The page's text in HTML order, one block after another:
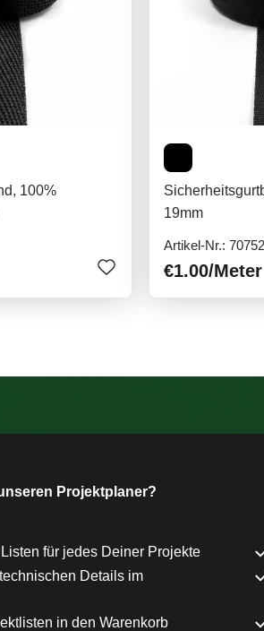
100%
19mm
Artikel-Nr.: 70752
€1.00/Meter
Projektplaner?
für jedes Deiner Projekte
Details im
in den Warenkorb